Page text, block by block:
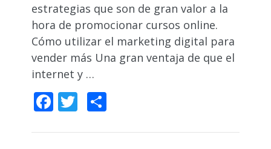
estrategias que son de gran valor a la
hora de promocionar cursos online.
Cómo utilizar el marketing digital para
vender más Una gran ventaja de que el
internet y …
Facebook
Twitter